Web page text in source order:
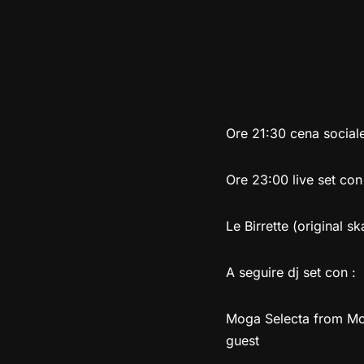
Ore 21:30 cena
Ore 23:00 live set con
Le Birrette (original
A seguire dj set con :
Moga Selecta from
guest